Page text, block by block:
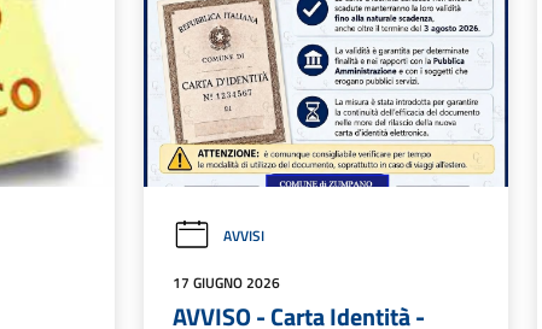
AVVISI
17 GIUGNO 2026
AVVISO - Carta Identità -